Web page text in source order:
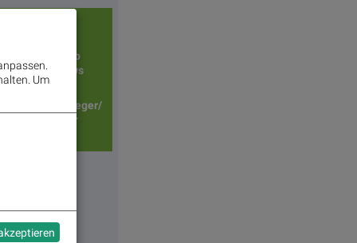
Top/Flop
Diashows
Tagessieger/
verlierer
Um